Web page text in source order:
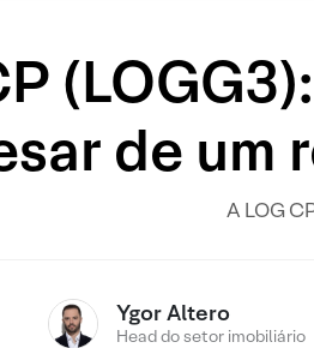
de um
A LOG
Ygor Altero
Head do setor imobiliário